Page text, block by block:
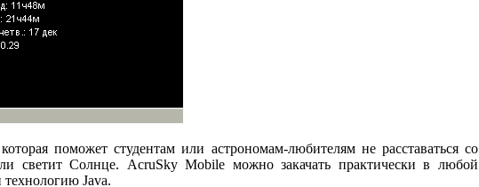
поможет студентам или астрономам-любителям не расставаться со
светит Солнце. AcruSky Mobile можно закачать практически в любой
Java.